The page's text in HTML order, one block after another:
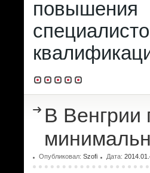
В Венгрии
Опубликовал: Szofi Дата: